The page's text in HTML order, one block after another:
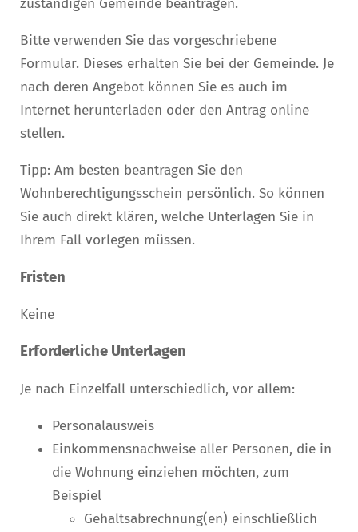
Bitte verwenden Sie das vorgeschriebene
Formular. Dieses erhalten Sie bei der Gemeinde. Je
nach deren Angebot können Sie es auch im
Internet herunterladen oder den Antrag online
stellen.
Tipp: Am besten beantragen Sie den
Wohnberechtigungsschein persönlich. So können
Sie auch direkt klären, welche Unterlagen Sie in
Ihrem Fall vorlegen müssen.
Fristen
Keine
Erforderliche Unterlagen
Je nach Einzelfall unterschiedlich, vor allem:
Personalausweis
Einkommensnachweise aller Personen, die in
die Wohnung einziehen möchten, zum
Beispiel
Gehaltsabrechnung(en) einschließlich